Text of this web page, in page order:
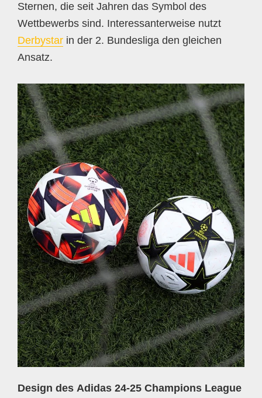
Sternen, die seit Jahren das Symbol des
Wettbewerbs sind. Interessanterweise nutzt
Derbystar in der 2. Bundesliga den gleichen
Ansatz.
Design des Adidas 24-25 Champions League